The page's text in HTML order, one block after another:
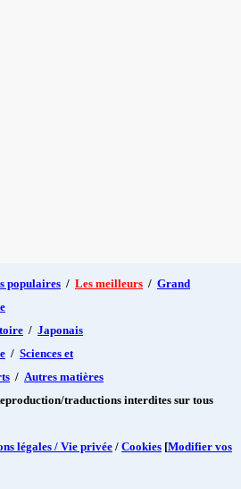
populaires / Les meilleurs / Grand
/ Japonais
/ Sciences et
/ Autres matières
traductions interdites sur tous
légales / Vie privée / Cookies [Modifier vos